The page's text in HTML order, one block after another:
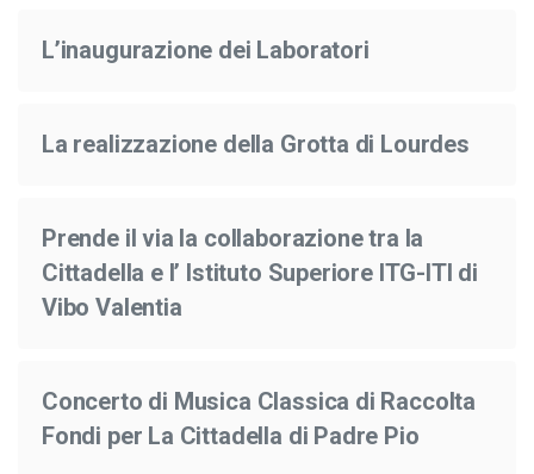
L’inaugurazione dei Laboratori
La realizzazione della Grotta di Lourdes
Prende il via la collaborazione tra la
Cittadella e l’ Istituto Superiore ITG-ITI di
Vibo Valentia
Concerto di Musica Classica di Raccolta
Fondi per La Cittadella di Padre Pio